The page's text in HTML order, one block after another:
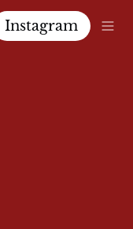
Instagram